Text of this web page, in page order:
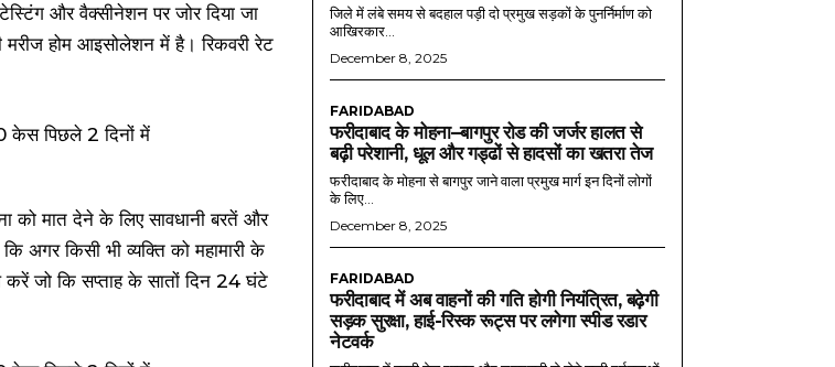
और वैक्सीनेशन पर जोर दिया जा
होम आइसोलेशन में है। रिकवरी रेट
को मात देने के लिए सावधानी बरतें और
अगर किसी भी व्यक्ति को महामारी के
करें जो कि सप्ताह के सातों दिन 24 घंटे
जिले में लंबे समय से बदहाल पड़ी दो प्रमुख सड़कों के पुनर्निर्माण को
आखिरकार...
December 8, 2025
FARIDABAD
फरीदाबाद के मोहना–बागपुर रोड की जर्जर हालत से
बढ़ी परेशानी, धूल और गड्ढों से हादसों का खतरा तेज
फरीदाबाद के मोहना से बागपुर जाने वाला प्रमुख मार्ग इन दिनों लोगों
के लिए...
December 8, 2025
FARIDABAD
फरीदाबाद में अब वाहनों की गति होगी नियंत्रित, बढ़ेगी
सड़क सुरक्षा, हाई-रिस्क रूट्स पर लगेगा स्पीड रडार
नेटवर्क